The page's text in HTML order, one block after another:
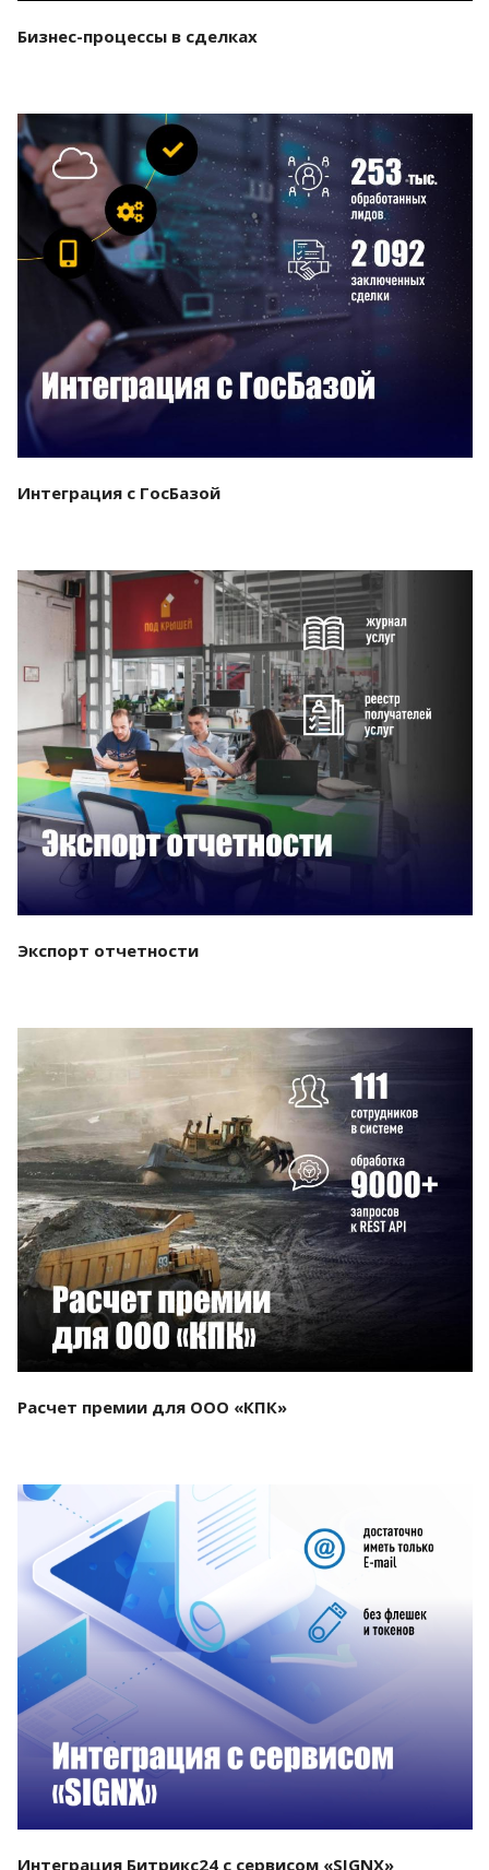
Бизнес-процессы в сделках
Смотреть проект
Интеграция с ГосБазой
Смотреть проект
Экспорт отчетности
Смотреть проект
Расчет премии для ООО «КПК»
Смотреть проект
Интеграция Битрикс24 с сервисом «SIGNX»